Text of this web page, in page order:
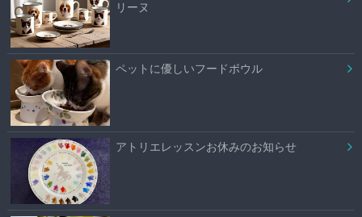
リーヌ
ペットに優しいフードボウル
アトリエレッスンお休みのお知らせ